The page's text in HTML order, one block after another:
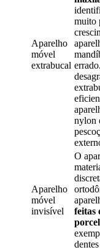
Aparelho
móvel
extrabucal
muito
nylon
Aparelho
móvel
invisível
O
feitas